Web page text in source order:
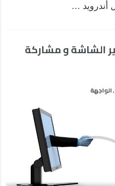
أندرويد …
الشاشة و مشاركة
,الواجهة